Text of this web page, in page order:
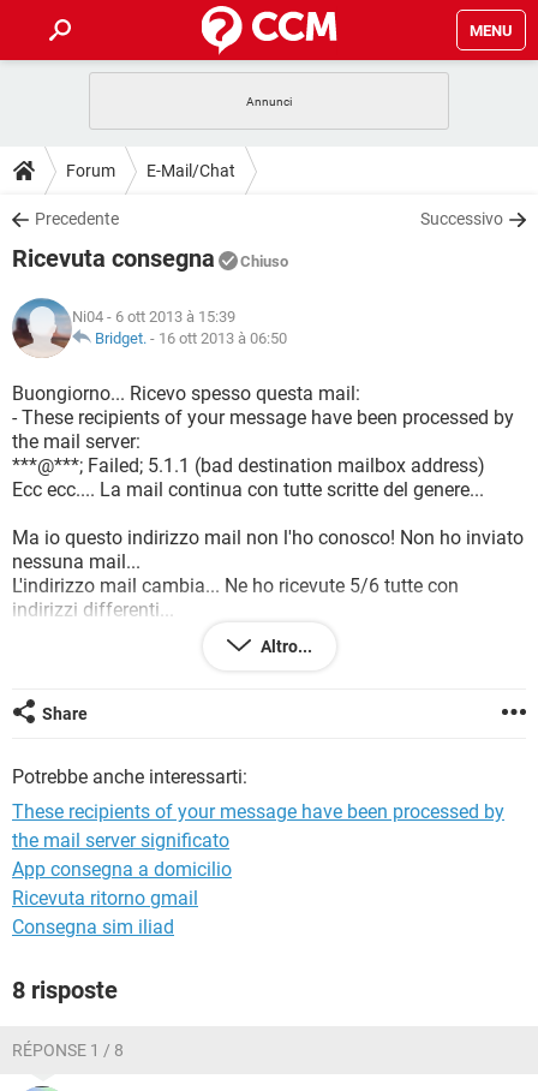
MENU
INTRATTENIMENTO
iOS
INSTAGRAM WHATSAPP
TIKTOK
HARDWARE
GUIDE
COVID-19
INSTAGRAM
TIKTOK
HARDWARE
DOWNLOAD
COVID-19 GAMING
INTRATTENIMENTO
iOS
INSTAGRAM WHATSAPP
TIKTOK FACEBOOK
HARDWARE
COVID-19
INTRATTENIMENTO
iOS WINDOWS 10
INSTAGRAM
TIKTOK FACEBOOK
GLOSSARIO
COVID-19
INTRATTENIMENTO ANDROID
iOS WINDOWS 10
TIKTOK FACEBOOK
HARDWARE
Forum E-Mail/Chat
Precedente Successivo
Ricevuta consegna Chiuso
Ni04 - 6 ott 2013 à 15:39
Bridget. - 16 ott 2013 à 06:50
Buongiorno... Ricevo spesso questa mail:
- These recipients of your message have been processed by
the mail server:
***@***; Failed; 5.1.1 (bad destination mailbox address)
Ecc ecc.... La mail continua con tutte scritte del genere...
Ma io questo indirizzo mail non l'ho conosco! Non ho inviato
nessuna mail...
L'indirizzo mail cambia... Ne ho ricevute 5/6 tutte con
indirizzi differenti...
Altro...
Share
Potrebbe anche interessarti:
These recipients of your message have been processed by
the mail server significato
App consegna a domicilio
Ricevuta ritorno gmail
Consegna sim iliad
8 risposte
RÉPONSE 1 / 8